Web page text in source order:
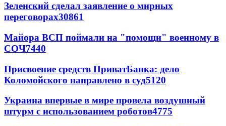
Зеленский сделал заявление о мирных
переговорах30861
Майора ВСП поймали на "помощи" военному в
СОЧ7440
Присвоение средств ПриватБанка: дело
Коломойского направлено в суд5120
Украина впервые в мире провела воздушный
штурм с использованием роботов4775